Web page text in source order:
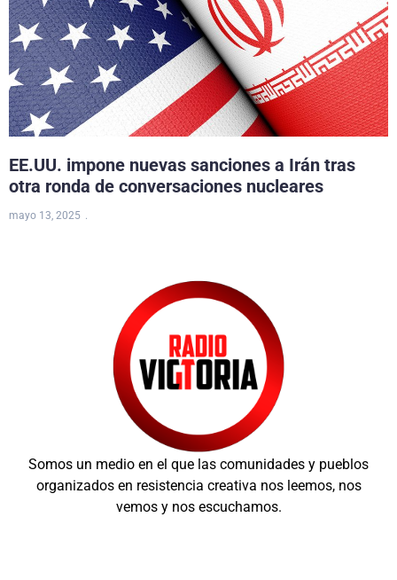
EE.UU. impone nuevas sanciones a Irán tras
otra ronda de conversaciones nucleares
mayo 13, 2025
Somos un medio en el que las comunidades y pueblos
organizados en resistencia creativa nos leemos, nos
vemos y nos escuchamos.